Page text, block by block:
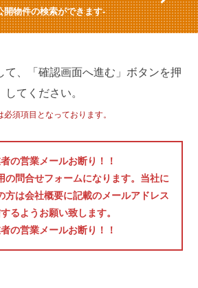
開物件の検索ができます-
て、「確認画面へ進む」ボタンを押
してください。
必須項目となっております。
の営業メールお断り！！
の問合せフォームになります。当社に
方は会社概要に記載のメールアドレス
るようお願い致します。
の営業メールお断り！！